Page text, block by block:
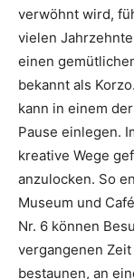
verwöhnt wird,
vielen
einen
bekannt als
kann in einem
Pause einlegen.
kreative Wege
anzulocken. So
Museum und
Nr. 6 können
vergangenen
bestaunen, an